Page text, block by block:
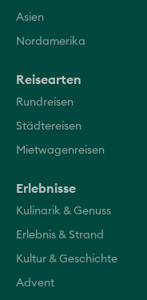
Asien
Nordamerika
Reisearten
Rundreisen
Städtereisen
Mietwagenreisen
Erlebnisse
Kulinarik & Genuss
Erlebnis & Strand
Kultur & Geschichte
Advent